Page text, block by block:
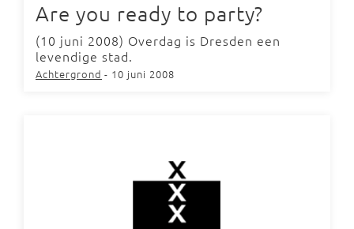
Are you ready to party?
(10 juni 2008) Overdag is Dresden een
levendige stad.
Achtergrond - 10 juni 2008